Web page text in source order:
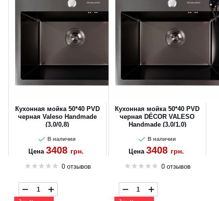
Кухонная мойка 50*40 PVD
черная Valeso Handmade
(3,0/0,8)
В наличии
Цена 3408 грн.
0 отзывов
Кухонная мойка 50*40 PVD
черная DÉCOR VALESO
Handmade (3,0/1,0)
В наличии
Цена 3408 грн.
0 отзывов
OK
CANCEL